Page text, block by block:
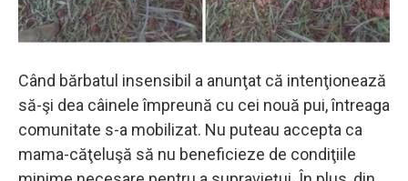
Când bărbatul insensibil a anunţat că intenţionează
să-şi dea câinele împreună cu cei nouă pui, întreaga
comunitate s-a mobilizat. Nu puteau accepta ca
mama-căţeluşă să nu beneficieze de condiţiile